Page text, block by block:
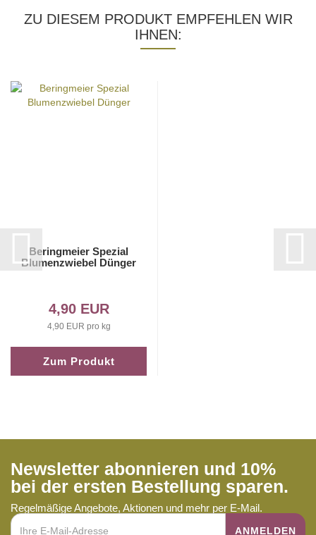
ZU DIESEM PRODUKT EMPFEHLEN WIR
IHNEN:
Beringmeier Spezial
Blumenzwiebel Dünger
4,90 EUR
4,90 EUR pro kg
Zum Produkt
Newsletter abonnieren und 10%
bei der ersten Bestellung sparen.
Regelmäßige Angebote, Aktionen und mehr per E-Mail.